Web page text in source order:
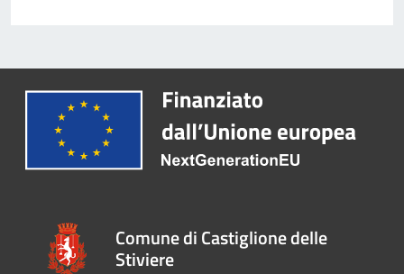
Comune di Castiglione delle
Stiviere